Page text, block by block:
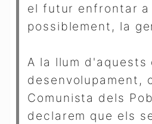
el futur enfrontar
possiblement, la
A la llum d'aquests
desenvolupament,
Comunista dels
declarem que els